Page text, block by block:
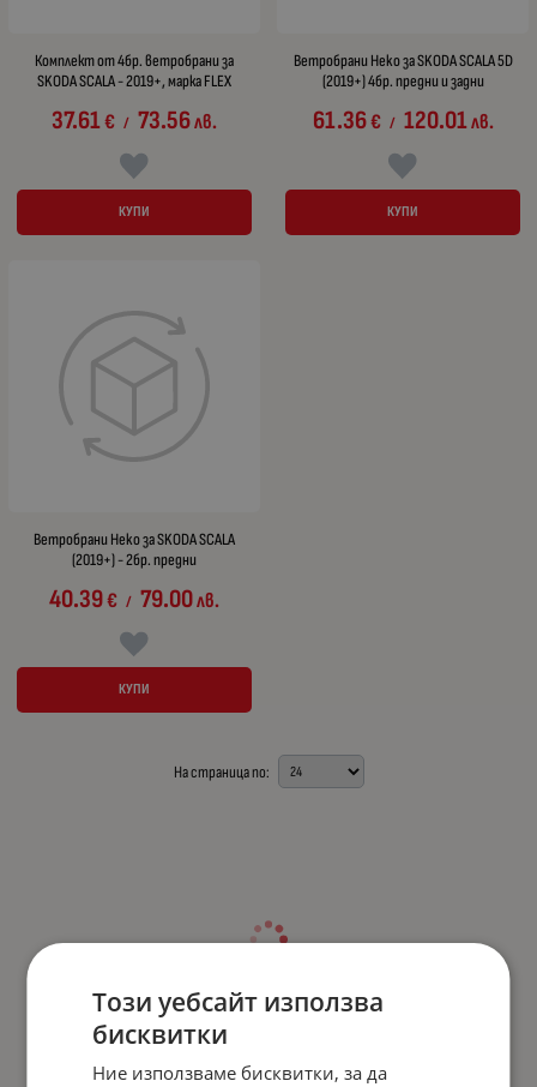
Комплект от 4бр. ветробрани за
SKODA SCALA - 2019+, марка FLEX
37.61€ / 73.56лв.
КУПИ
Ветробрани Heko за SKODA SCALA 5D
(2019+) 4бр. предни и задни
61.36€ / 120.01лв.
КУПИ
Ветробрани Heko за SKODA SCALA
(2019+) - 2бр. предни
40.39€ / 79.00лв.
КУПИ
На страница по:
Този уебсайт използва
бисквитки
Ние използваме бисквитки, за да